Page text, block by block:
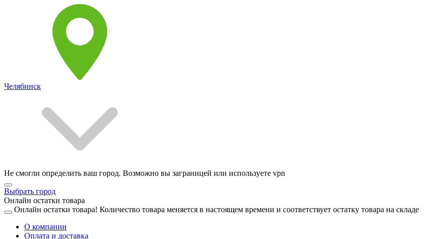
Челябинск
Не смогли определить ваш город. Возможно вы заграницей или используете vpn
Выбрать город
Онлайн остатки товара
Онлайн остатки товара! Количество товара меняется в настоящем времени и соответствует остатку товара на складе
О компании
Оплата и доставка